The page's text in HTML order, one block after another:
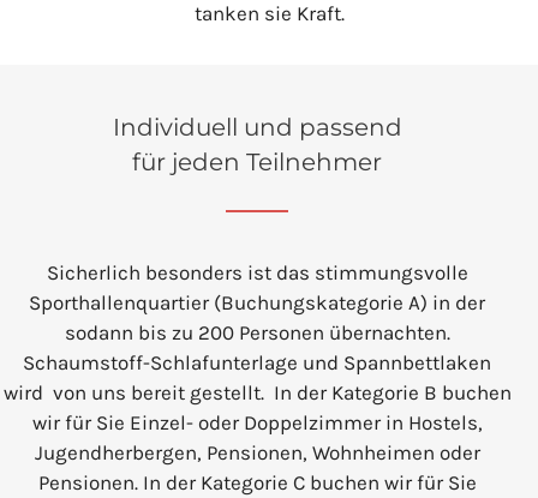
tanken sie Kraft.
Individuell und passend
für jeden Teilnehmer
Sicherlich besonders ist das stimmungsvolle
Sporthallenquartier (Buchungskategorie A) in der
sodann bis zu 200 Personen übernachten.
Schaumstoff-Schlafunterlage und Spannbettlaken
wird von uns bereit gestellt. In der Kategorie B buchen
wir für Sie Einzel- oder Doppelzimmer in Hostels,
Jugendherbergen, Pensionen, Wohnheimen oder
Pensionen. In der Kategorie C buchen wir für Sie